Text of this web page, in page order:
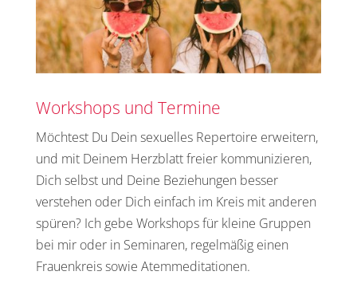
Workshops und Termine
Möchtest Du Dein sexuelles Repertoire erweitern,
und mit Deinem Herzblatt freier kommunizieren,
Dich selbst und Deine Beziehungen besser
verstehen oder Dich einfach im Kreis mit anderen
spüren? Ich gebe Workshops für kleine Gruppen
bei mir oder in Seminaren, regelmäßig einen
Frauenkreis sowie Atemmeditationen.